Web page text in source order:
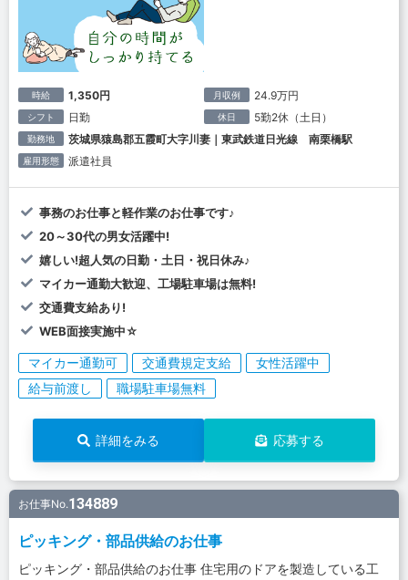
時給 1,350円 月収例 24.9万円
シフト 日勤 休日 5勤2休（土日）
勤務地 茨城県猿島郡五霞町大字川妻｜東武鉄道日光線 南栗橋駅
雇用形態 派遣社員
事務のお仕事と軽作業のお仕事です♪
20～30代の男女活躍中!
嬉しい!超人気の日勤・土日・祝日休み♪
マイカー通勤大歓迎、工場駐車場は無料!
交通費支給あり!
WEB面接実施中☆
マイカー通勤可 交通費規定支給
女性活躍中
給与前渡し
職場駐車場無料
詳細をみる 応募する
お仕事No.134889
ピッキング・部品供給のお仕事
ピッキング・部品供給のお仕事 住宅用のドアを製造している工